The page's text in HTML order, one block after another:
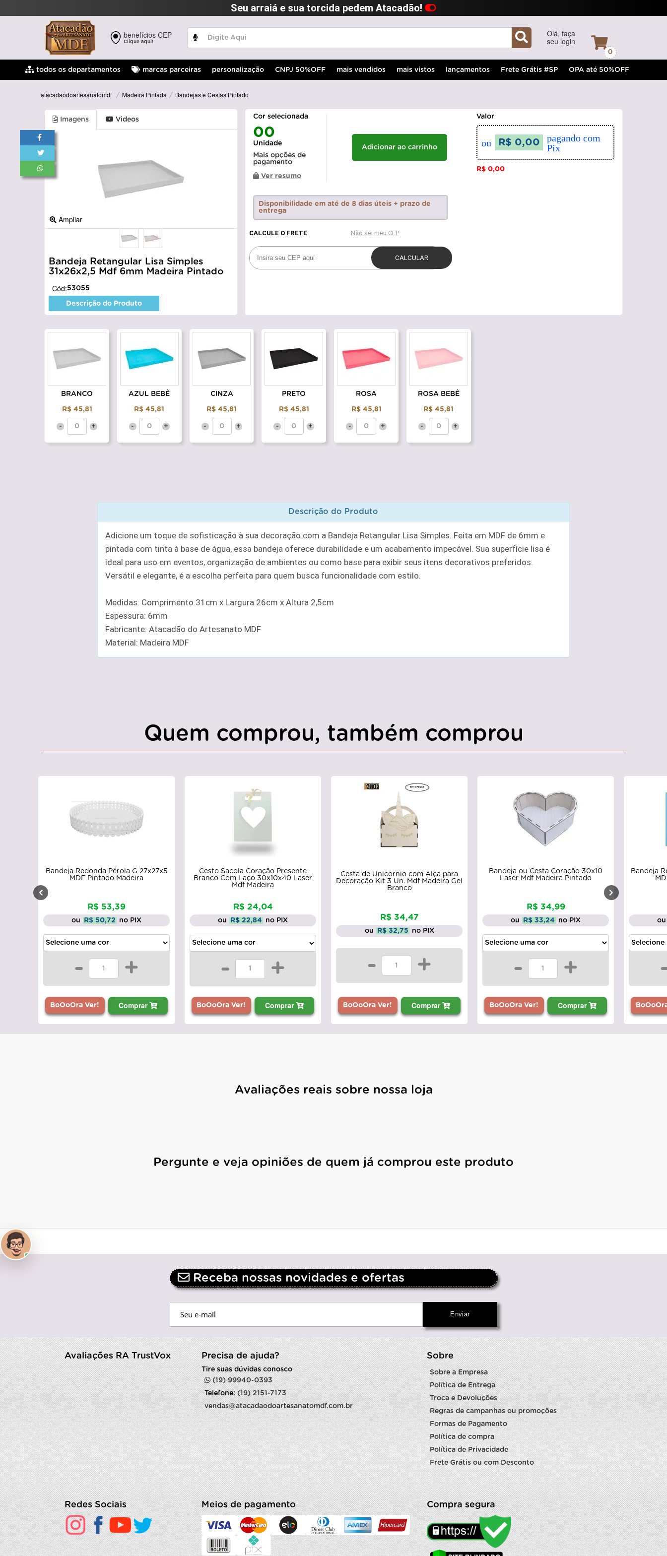
Seu arraiá e sua torcida pedem Atacadão!
benefícios CEP
Clique aqui!
Olá, faça
seu login
0
todos os departamentos marcas parceiras personalização CNPJ 50%OFF mais vendidos mais vistos lançamentos Frete Grátis #SP OPA até 50%OFF
atacadaodoartesanatomdf Madeira Pintada Bandejas e Cestas Pintado
Imagens Videos
Ampliar
Bandeja Retangular Lisa Simples
31x26x2,5 Mdf 6mm Madeira Pintado
Cód:53055
Descrição do Produto
Cor selecionada
00
Unidade
Mais opções de
pagamento
Ver resumo
Adicionar ao carrinho
Valor
ou R$ 0,00
pagando com
Pix
R$ 0,00
Disponibilidade em até de 8 dias úteis + prazo de
entrega
BRANCO
R$ 45,81
- +
AZUL BEBÊ
R$ 45,81
- +
CINZA
R$ 45,81
- +
PRETO
R$ 45,81
- +
ROSA
R$ 45,81
- +
ROSA BEBÊ
R$ 45,81
- +
Descrição do Produto
Adicione um toque de sofisticação à sua decoração com a Bandeja Retangular Lisa Simples. Feita em MDF de 6mm e
pintada com tinta à base de água, essa bandeja oferece durabilidade e um acabamento impecável. Sua superfície lisa é
ideal para uso em eventos, organização de ambientes ou como base para exibir seus itens decorativos preferidos.
Versátil e elegante, é a escolha perfeita para quem busca funcionalidade com estilo.
Medidas: Comprimento 31cm x Largura 26cm x Altura 2,5cm
Espessura: 6mm
Fabricante: Atacadão do Artesanato MDF
Material: Madeira MDF
Quem comprou, também comprou
Bandeja Redonda Pérola G 27x27x5
MDF Pintado Madeira
R$ 53,39
ou R$ 50,72 no PIX
- +
BoOoOra Ver! Comprar
Cesto Sacola Coração Presente
Branco Com Laço 30x10x40 Laser
Mdf Madeira
R$ 24,04
ou R$ 22,84 no PIX
- +
BoOoOra Ver! Comprar
Cesta de Unicornio com Alça para
Decoração Kit 3 Un. Mdf Madeira Gel
Branco
R$ 34,47
ou R$ 32,75 no PIX
- +
BoOoOra Ver! Comprar
Bandeja ou Cesta Coração 30x10
Laser Mdf Madeira Pintado
R$ 34,99
ou R$ 33,24 no PIX
- +
BoOoOra Ver! Comprar
Bandeja
ou
Avaliações reais sobre nossa loja
Pergunte e veja opiniões de quem já comprou este produto
Receba nossas novidades e ofertas
Avaliações RA TrustVox Precisa de ajuda?
Tire suas dúvidas conosco
(19) 99940-0393
Telefone:(19) 2151-7173
vendas@atacadaodoartesanatomdf.com.br
Sobre
Sobre a Empresa
Política de Entrega
Troca e Devoluções
Regras de campanhas ou promoções
Formas de Pagamento
Política de compra
Política de Privacidade
Frete Grátis ou com Desconto
Redes Sociais Meios de pagamento Compra segura